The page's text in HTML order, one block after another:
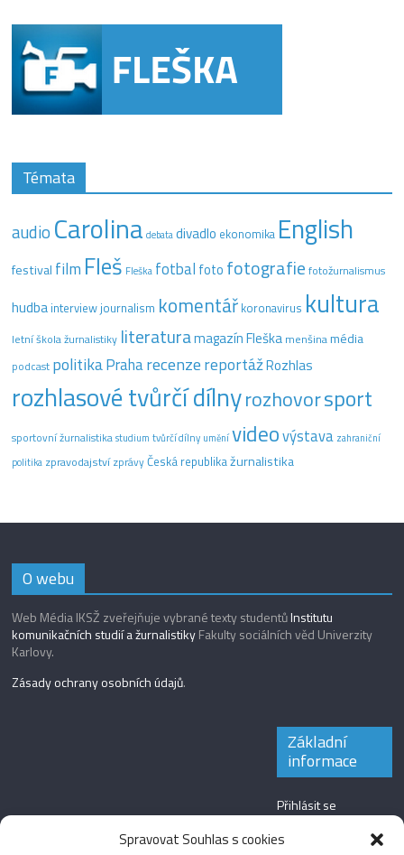
Spravovat Souhlas s cookies
Témata
audio Carolina debata divadlo ekonomika English
festival film Fleš Fleška fotbal foto fotografie fotožurnalismus
hudba interview journalism komentář koronavirus kultura
letní škola žurnalistiky literaturamagazín Fleška menšinamédia
podcast politikaPraharecenzereportážRozhlas
rozhlasové tvůrčí dílnyrozhovorsport
sportovní žurnalistika studium tvůrčí dílny uměnívideovýstava zahraniční
politika zpravodajstvízprávyČeská republikažurnalistika
O webu
Web Média IKSŽ zveřejňuje vybrané texty studentůInstitutu
komunikačních studií a žurnalistikyFakulty sociálních věd Univerzity
Karlovy.
Zásady ochrany osobních údajů.
Základní
informace
Přihlásit se
Zdroj kanálů